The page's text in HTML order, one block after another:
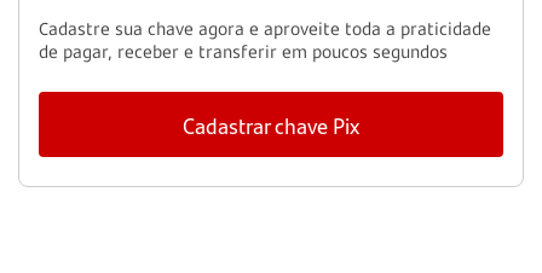
Cadastre sua chave agora e aproveite toda a praticidade
de pagar, receber e transferir em poucos segundos
Cadastrar chave Pix